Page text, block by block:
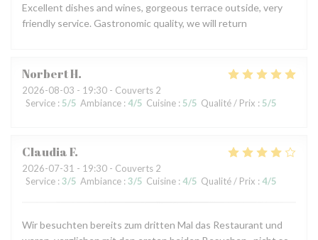
Excellent dishes and wines, gorgeous terrace outside, very
friendly service. Gastronomic quality, we will return
NorbertH
2026-08-03 - 19:30 - Couverts 2
Service : 5/5 Ambiance : 4/5 Cuisine : 5/5 Qualité / Prix : 5/5
ClaudiaF
2026-07-31 - 19:30 - Couverts 2
Service : 3/5 Ambiance : 3/5 Cuisine : 4/5 Qualité / Prix : 4/5
Wir besuchten bereits zum dritten Mal das Restaurant und